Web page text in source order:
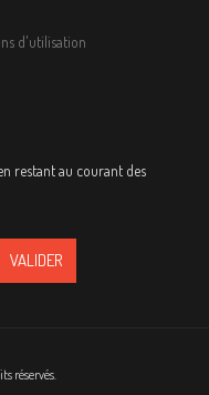
d'utilisation
restant au courant des
réservés.